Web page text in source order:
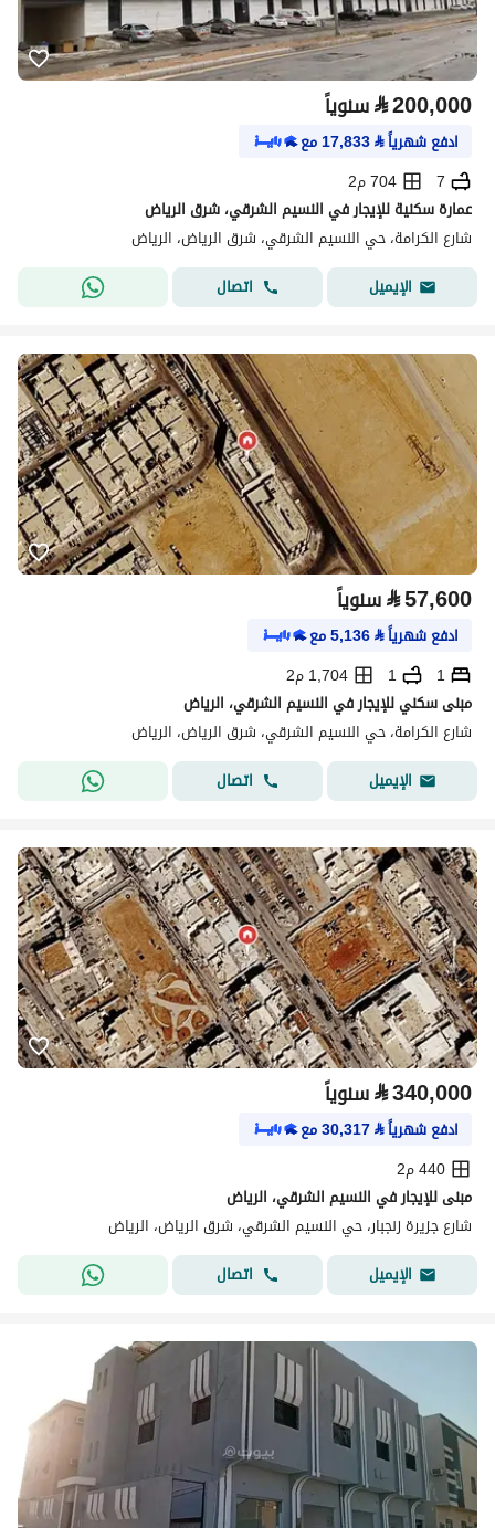
⃁200,000 سنوياً
ادفع شهرياً⃁
17,833مع
7
704 م2
عمارة سكنية للإيجار في النسيم الشرقي، شرق الرياض
شارع الكرامة، حي النسيم الشرقي، شرق الرياض، الرياض
الإيميل
اتصال
⃁57,600 سنوياً
ادفع شهرياً⃁
5,136مع
1
1
1,704 م2
مبنى سكني للإيجار في النسيم الشرقي، الرياض
شارع الكرامة، حي النسيم الشرقي، شرق الرياض، الرياض
الإيميل
اتصال
⃁340,000 سنوياً
ادفع شهرياً⃁
30,317مع
440 م2
مبنى للإيجار في النسيم الشرقي، الرياض
شارع جزيرة زنجبار، حي النسيم الشرقي، شرق الرياض، الرياض
الإيميل
اتصال